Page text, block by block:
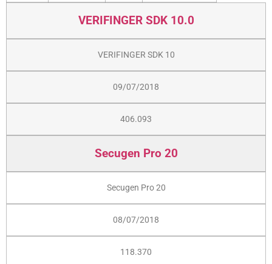
VERIFINGER SDK 10.0
VERIFINGER SDK 10
09/07/2018
406.093
Secugen Pro 20
Secugen Pro 20
08/07/2018
118.370